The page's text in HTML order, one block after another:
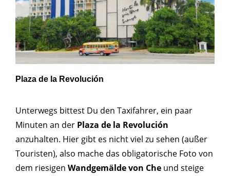
Plaza de la Revolución
Unterwegs bittest Du den Taxifahrer, ein paar
Minuten an der Plaza de la Revolución
anzuhalten. Hier gibt es nicht viel zu sehen (außer
Touristen), also mache das obligatorische Foto von
dem riesigen Wandgemälde von Che und steige